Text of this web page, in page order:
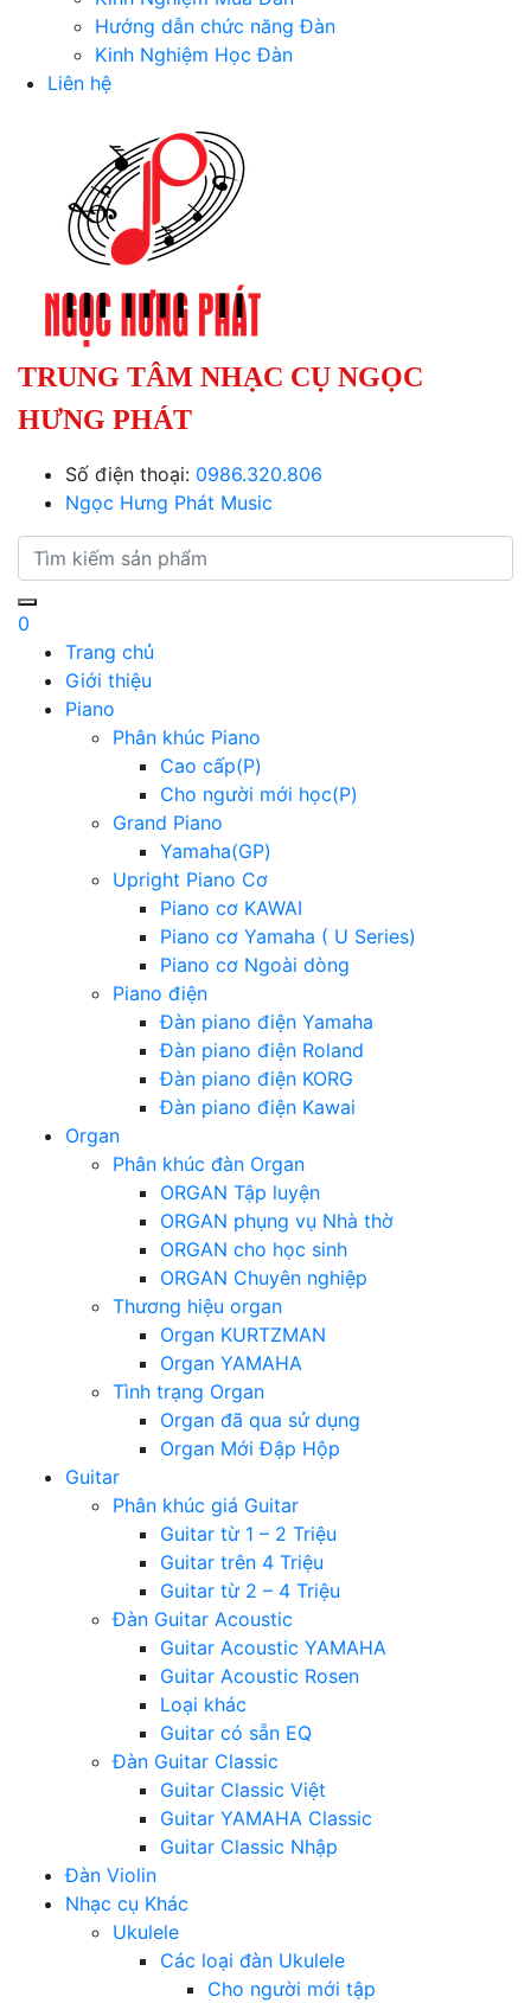
Hướng dẫn chức năng Đàn
Kinh Nghiệm Học Đàn
Liên hệ
TRUNG TÂM NHẠC CỤ NGỌC
HƯNG PHÁT
Số điện thoại: 0986.320.806
Ngọc Hưng Phát Music
0
Trang chủ
Giới thiệu
Piano
Phân khúc Piano
Cao cấp(P)
Cho người mới học(P)
Grand Piano
Yamaha(GP)
Upright Piano Cơ
Piano cơ KAWAI
Piano cơ Yamaha ( U Series)
Piano cơ Ngoài dòng
Piano điện
Đàn piano điện Yamaha
Đàn piano điện Roland
Đàn piano điện KORG
Đàn piano điện Kawai
Organ
Phân khúc đàn Organ
ORGAN Tập luyện
ORGAN phụng vụ Nhà thờ
ORGAN cho học sinh
ORGAN Chuyên nghiệp
Thương hiệu organ
Organ KURTZMAN
Organ YAMAHA
Tình trạng Organ
Organ đã qua sử dụng
Organ Mới Đập Hộp
Guitar
Phân khúc giá Guitar
Guitar từ 1 – 2 Triệu
Guitar trên 4 Triệu
Guitar từ 2 – 4 Triệu
Đàn Guitar Acoustic
Guitar Acoustic YAMAHA
Guitar Acoustic Rosen
Loại khác
Guitar có sẵn EQ
Đàn Guitar Classic
Guitar Classic Việt
Guitar YAMAHA Classic
Guitar Classic Nhập
Đàn Violin
Nhạc cụ Khác
Ukulele
Các loại đàn Ukulele
Cho người mới tập